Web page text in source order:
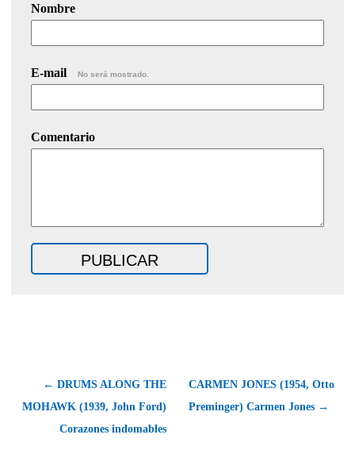
Nombre
E-mail No será mostrado.
Comentario
← DRUMS ALONG THE
MOHAWK (1939, John Ford)
Corazones indomables
CARMEN JONES (1954, Otto
Preminger) Carmen Jones →